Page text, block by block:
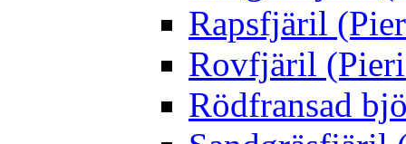
Rapsfjäril
Rovfjäril
Rödfransad